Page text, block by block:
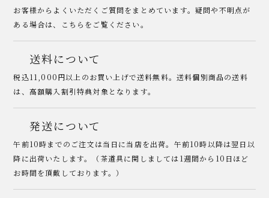
お客様からよくいただくご質問をまとめています。疑問や不明点が
ある場合は、こちらをご覧ください。
送料について
税込11,000円以上のお買い上げで送料無料。送料個別商品の送料
は、高額購入割引特典対象となります。
発送について
午前10時までのご注文は当日に当店を出荷。午前10時以降は翌日以
降に出荷いたします。（茶道具に関しましては1週間から10日ほど
お時間を頂戴しております。）